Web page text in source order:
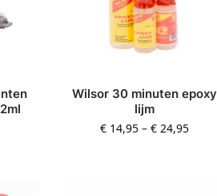
Wilsor 30 minuten epoxy
lijm
€14,95– €24,95